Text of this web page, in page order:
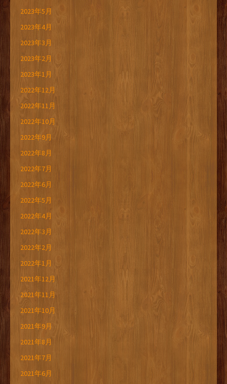
2023年5月
2023年4月
2023年3月
2023年2月
2023年1月
2022年12月
2022年11月
2022年10月
2022年9月
2022年8月
2022年7月
2022年6月
2022年5月
2022年4月
2022年3月
2022年2月
2022年1月
2021年12月
2021年11月
2021年10月
2021年9月
2021年8月
2021年7月
2021年6月